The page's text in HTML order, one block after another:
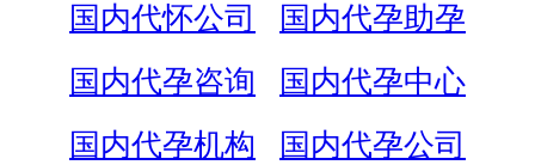
国内代怀公司
国内代孕助孕
国内代孕咨询
国内代孕中心
国内代孕机构
国内代孕公司